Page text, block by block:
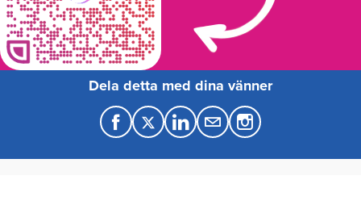
Dela detta med dina vänner
F
a
T
w
L
i
M
a